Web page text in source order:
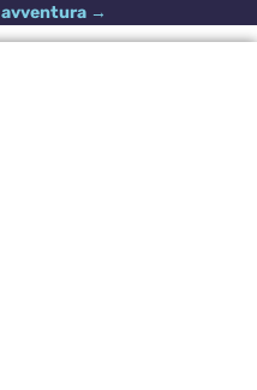
avventura→